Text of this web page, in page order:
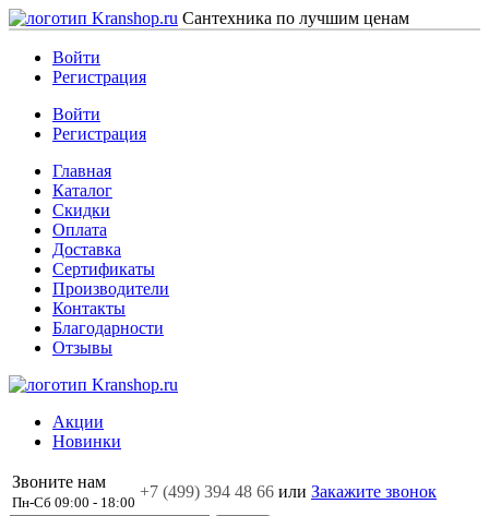
Сантехника по лучшим ценам
Войти
Регистрация
Войти
Регистрация
Главная
Каталог
Скидки
Оплата
Доставка
Сертификаты
Производители
Контакты
Благодарности
Отзывы
Акции
Новинки
Звоните нам
Пн-Сб 09:00 - 18:00
+7 (499) 394 48 66 или Закажите звонок